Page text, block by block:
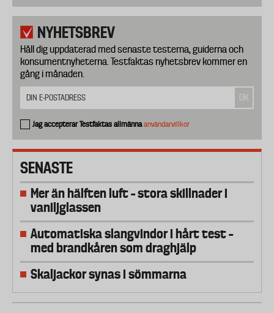
NYHETSBREV
Håll dig uppdaterad med senaste testerna, guiderna och
konsumentnyheterna. Testfaktas nyhetsbrev kommer en
gång i månaden.
Jag accepterar Testfaktas allmännaanvändarvillkor
SENASTE
Mer än hälften luft – stora skillnader i
vaniljglassen
Automatiska slangvindor i hårt test –
med brandkåren som draghjälp
Skaljackor synas i sömmarna